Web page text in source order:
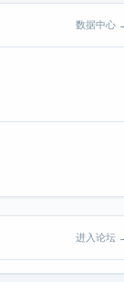
数据中心
进入论坛